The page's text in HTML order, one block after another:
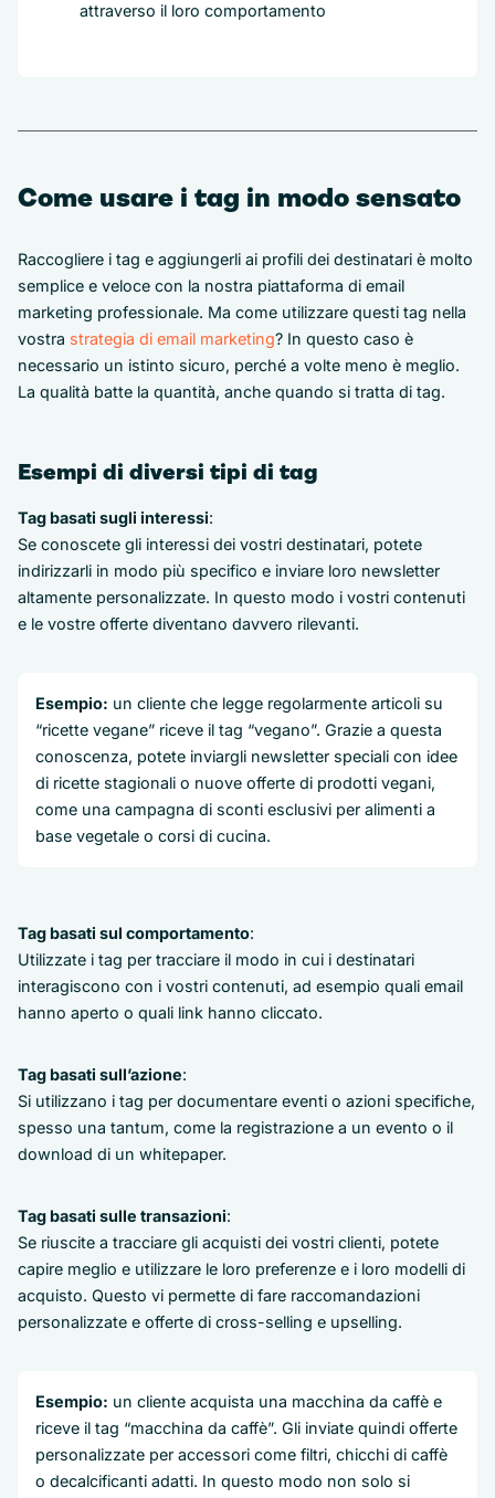
attraverso il loro comportamento
Come usare i tag in modo sensato
Raccogliere i tag e aggiungerli ai profili dei destinatari è molto
semplice e veloce con la nostra piattaforma di email
marketing professionale. Ma come utilizzare questi tag nella
vostra strategia di email marketing? In questo caso è
necessario un istinto sicuro, perché a volte meno è meglio.
La qualità batte la quantità, anche quando si tratta di tag.
Esempi di diversi tipi di tag
Tag basati sugli interessi:
Se conoscete gli interessi dei vostri destinatari, potete
indirizzarli in modo più specifico e inviare loro newsletter
altamente personalizzate. In questo modo i vostri contenuti
e le vostre offerte diventano davvero rilevanti.
Esempio: un cliente che legge regolarmente articoli su
“ricette vegane” riceve il tag “vegano”. Grazie a questa
conoscenza, potete inviargli newsletter speciali con idee
di ricette stagionali o nuove offerte di prodotti vegani,
come una campagna di sconti esclusivi per alimenti a
base vegetale o corsi di cucina.
Tag basati sul comportamento:
Utilizzate i tag per tracciare il modo in cui i destinatari
interagiscono con i vostri contenuti, ad esempio quali email
hanno aperto o quali link hanno cliccato.
Tag basati sull’azione:
Si utilizzano i tag per documentare eventi o azioni specifiche,
spesso una tantum, come la registrazione a un evento o il
download di un whitepaper.
Tag basati sulle transazioni:
Se riuscite a tracciare gli acquisti dei vostri clienti, potete
capire meglio e utilizzare le loro preferenze e i loro modelli di
acquisto. Questo vi permette di fare raccomandazioni
personalizzate e offerte di cross-selling e upselling.
Esempio: un cliente acquista una macchina da caffè e
riceve il tag “macchina da caffè”. Gli inviate quindi offerte
personalizzate per accessori come filtri, chicchi di caffè
o decalcificanti adatti. In questo modo non solo si